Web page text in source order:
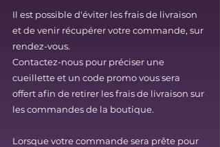
Il est possible d'éviter les frais de livraison
et de venir récupérer votre commande, sur
rendez-vous.
Contactez-nous pour préciser une
cueillette et un code promo vous sera
offert afin de retirer les frais de livraison sur
les commandes de la boutique.
Lorsque votre commande sera prête pour